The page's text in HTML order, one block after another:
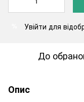
Увійти для
До
Опис